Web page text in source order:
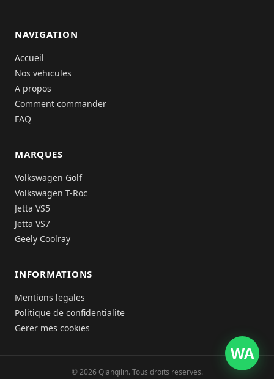
NAVIGATION
Accueil
Nos vehicules
A propos
Comment commander
FAQ
MARQUES
Volkswagen Golf
Volkswagen T-Roc
Jetta VS5
Jetta VS7
Geely Coolray
INFORMATIONS
Mentions legales
Politique de confidentialite
Gerer mes cookies
© 2026 Qianqilin. Tous droits reserves.
WA